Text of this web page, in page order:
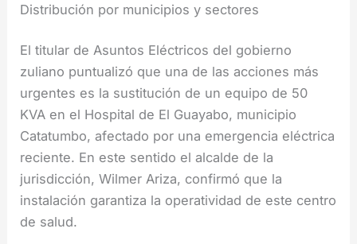
Distribución por municipios y sectores
El titular de Asuntos Eléctricos del gobierno
zuliano puntualizó que una de las acciones más
urgentes es la sustitución de un equipo de 50
KVA en el Hospital de El Guayabo, municipio
Catatumbo, afectado por una emergencia eléctrica
reciente. En este sentido el alcalde de la
jurisdicción, Wilmer Ariza, confirmó que la
instalación garantiza la operatividad de este centro
de salud.